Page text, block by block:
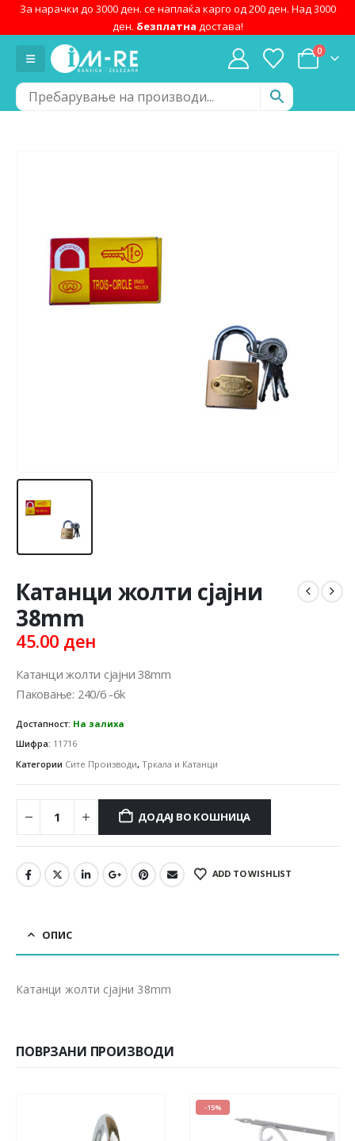
За нарачки до 3000 ден. се наплаќа карго од 200 ден. Над 3000
ден. безплатна достава!
0
Катанци жолти сјајни
38mm
45.00 ден
Катанци жолти сјајни 38mm
Паковање: 240/6 -6k
Достапност: На залиха
Шифра: 11716
Категории Сите Производи, Тркала и Катанци
ДОДАЈ ВО КОШНИЦА
ADD TO WISHLIST
ОПИС
Катанци жолти сјајни 38mm
ПОВРЗАНИ ПРОИЗВОДИ